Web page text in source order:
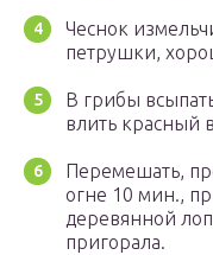
Чеснок
петрушки,
В грибы
влить красный
Перемешать,
огне 10 мин.,
деревянной
пригорала.